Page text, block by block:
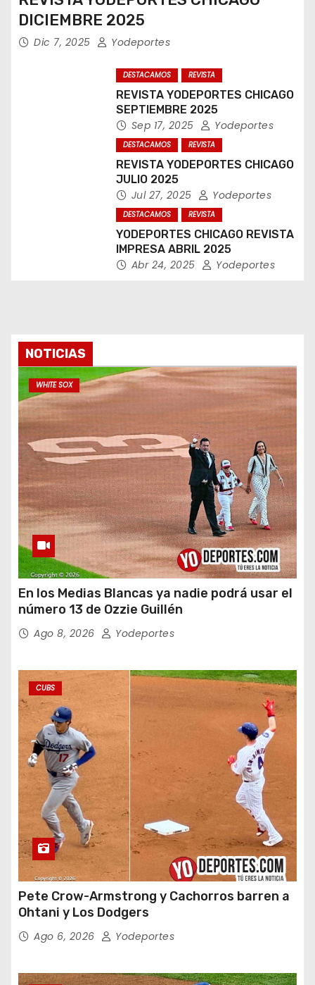
DICIEMBRE 2025
Dic 7, 2025 Yodeportes
DESTACAMOS REVISTA
REVISTA YODEPORTES CHICAGO
SEPTIEMBRE 2025
Sep 17, 2025 Yodeportes
DESTACAMOS REVISTA
REVISTA YODEPORTES CHICAGO
JULIO 2025
Jul 27, 2025 Yodeportes
DESTACAMOS REVISTA
YODEPORTES CHICAGO REVISTA
IMPRESA ABRIL 2025
Abr 24, 2025 Yodeportes
NOTICIAS
WHITE SOX
En los Medias Blancas ya nadie podrá usar el
número 13 de Ozzie Guillén
Ago 8, 2026 Yodeportes
CUBS
Pete Crow-Armstrong y Cachorros barren a
Ohtani y Los Dodgers
Ago 6, 2026 Yodeportes